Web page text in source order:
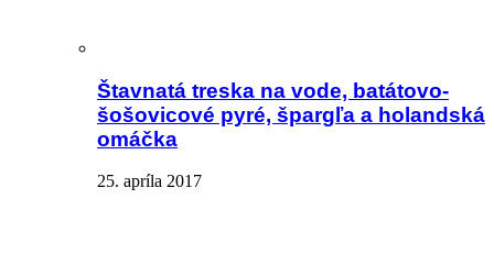
Štavnatá treska na vode, batátovo-
šošovicové pyré, špargľa a holandská
omáčka
25. apríla 2017